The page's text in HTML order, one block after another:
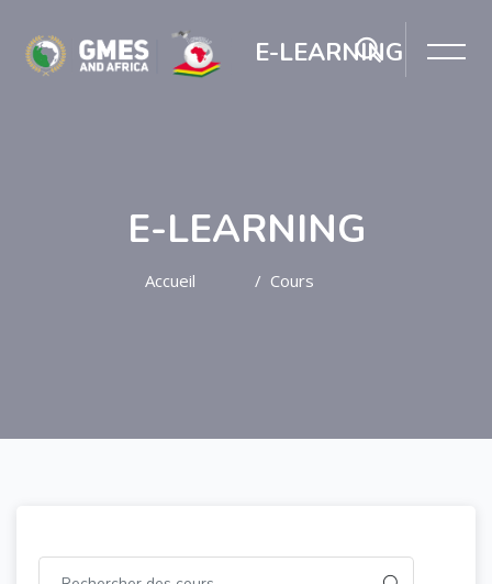
E-LEARNING
E-LEARNING
Accueil Cours